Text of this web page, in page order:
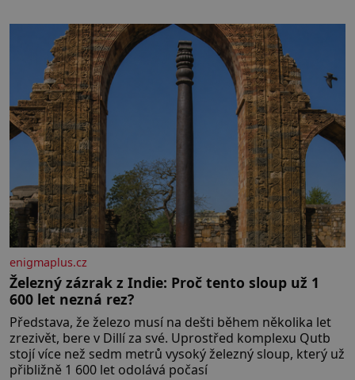
enigmaplus.cz
Železný zázrak z Indie: Proč tento sloup už 1
600 let nezná rez?
Představa, že železo musí na dešti během několika let
zrezivět, bere v Dillí za své. Uprostřed komplexu Qutb
stojí více než sedm metrů vysoký železný sloup, který už
přibližně 1 600 let odolává počasí